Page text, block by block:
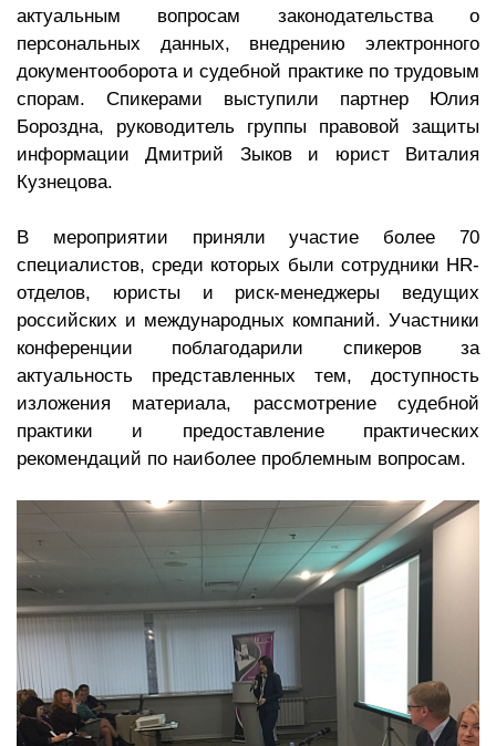
актуальным вопросам законодательства о
персональных данных, внедрению электронного
документооборота и судебной практике по трудовым
спорам. Спикерами выступили партнер Юлия
Бороздна, руководитель группы правовой защиты
информации Дмитрий Зыков и юрист Виталия
Кузнецова.
В мероприятии приняли участие более 70
специалистов, среди которых были сотрудники HR-
отделов, юристы и риск-менеджеры ведущих
российских и международных компаний. Участники
конференции поблагодарили спикеров за
актуальность представленных тем, доступность
изложения материала, рассмотрение судебной
практики и предоставление практических
рекомендаций по наиболее проблемным вопросам.